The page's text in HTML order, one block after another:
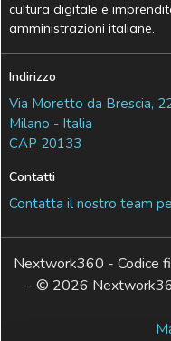
cultura digitale e
amministrazioni italiane.
Indirizzo
Via Moretto da Brescia,
Milano - Italia
CAP 20133
Contatti
Contatta il nostro team
Nextwork360 - Codice
- © 2026